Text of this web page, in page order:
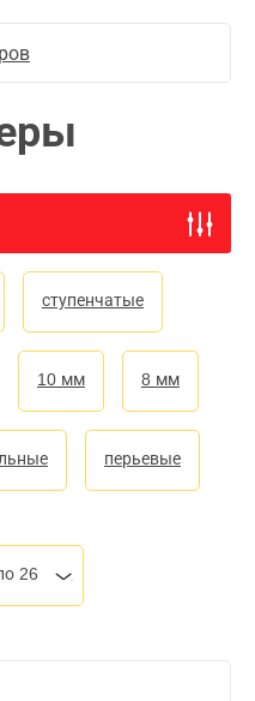
ступенчатые
10 мм 8 мм
перьевые
26